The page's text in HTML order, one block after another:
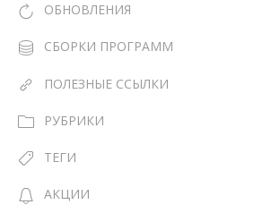
ОБНОВЛЕНИЯ
СБОРКИ ПРОГРАММ
ПОЛЕЗНЫЕ ССЫЛКИ
РУБРИКИ
ТЕГИ
АКЦИИ